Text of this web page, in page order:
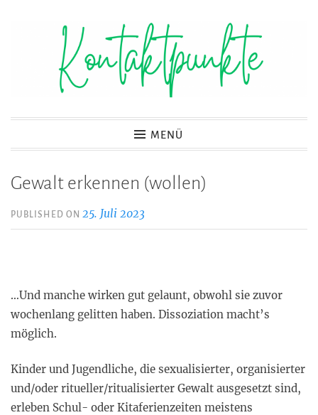
Kontaktpunkte
MENÜ
Gewalt erkennen (wollen)
PUBLISHED ON 25. Juli 2023
…Und manche wirken gut gelaunt, obwohl sie zuvor
wochenlang gelitten haben. Dissoziation macht’s
möglich.
Kinder und Jugendliche, die sexualisierter, organisierter
und/oder ritueller/ritualisierter Gewalt ausgesetzt sind,
erleben Schul- oder Kitaferienzeiten meistens